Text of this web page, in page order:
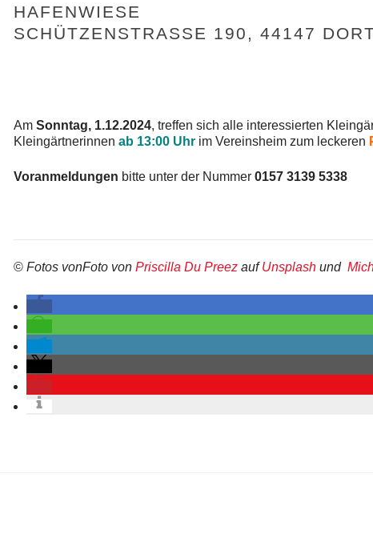
HAFENWIESE
SCHÜTZENSTRASSE 190, 44147
Am Sonntag, 1.12.2024, treffen sich alle interessierten
Kleingärtnerinnen ab 13:00 Uhr im Vereinsheim zum leckeren
Voranmeldungen bitte unter der Nummer 0157 3139 5338
© Fotos vonFoto von Priscilla Du Preez aufUnsplash und